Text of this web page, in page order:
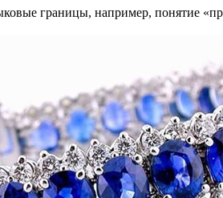
границы, например, понятие